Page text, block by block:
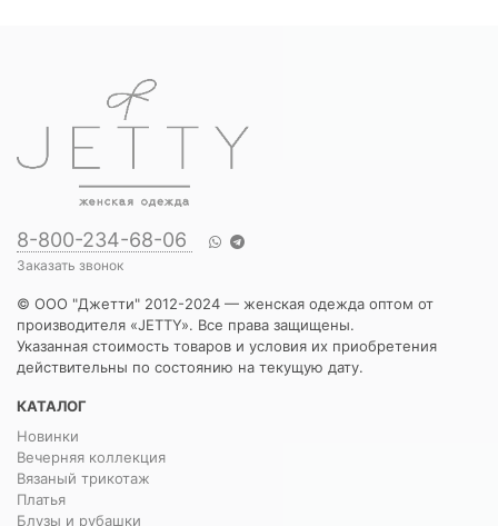
8-800-234-68-06
Заказать звонок
© ООО "Джетти" 2012-2024 — женская одежда оптом от
производителя «JETTY». Все права защищены.
Указанная стоимость товаров и условия их приобретения
действительны по состоянию на текущую дату.
КАТАЛОГ
Новинки
Вечерняя коллекция
Вязаный трикотаж
Платья
Блузы и рубашки